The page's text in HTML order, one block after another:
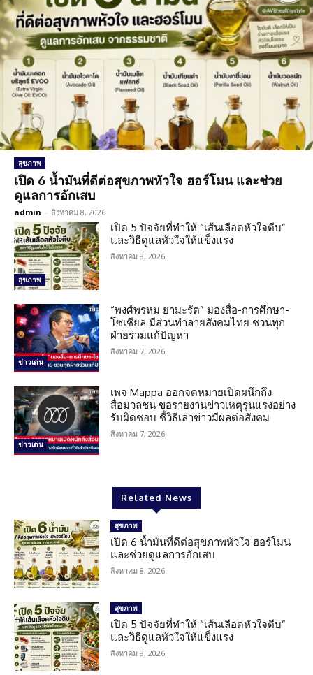
สุขภาพ
เปิด 6 น้ำมันที่ดีต่อสุขภาพหัวใจ ฮอร์โมน และช่วย
ดูแลการอักเสบ
admin - สิงหาคม 8, 2026
สุขภาพ
เปิด 5 ปัจจัยที่ทำให้ “เส้นเลือดหัวใจตีบ”
และวิธีดูแลหัวใจให้แข็งแรง
สิงหาคม 8, 2026
ข่าวเด่น
“พงศ์พรหม ยามะรัต” มองสื่อ-การศึกษา-
โซเชียล มีส่วนทำลายสังคมไทย ชวนทุก
ฝ่ายร่วมแก้ปัญหา
สิงหาคม 7, 2026
ข่าวเด่น
เพจ Mappa ออกจดหมายเปิดผนึกถึง
สื่อมวลชน ขอรายงานข่าวเหตุรุนแรงอย่าง
รับผิดชอบ ชี้วิธีเล่าข่าวมีผลต่อสังคม
สิงหาคม 7, 2026
Related News
สุขภาพ
เปิด 6 น้ำมันที่ดีต่อสุขภาพหัวใจ ฮอร์โมน
และช่วยดูแลการอักเสบ
สิงหาคม 8, 2026
สุขภาพ
เปิด 5 ปัจจัยที่ทำให้ “เส้นเลือดหัวใจตีบ”
และวิธีดูแลหัวใจให้แข็งแรง
สิงหาคม 8, 2026